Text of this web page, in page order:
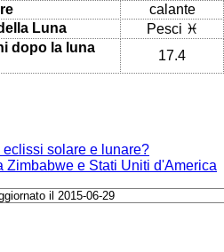
calante
Luna
Pesci ♓
dopo la luna
17.4
solare e lunare?
Zimbabwe e Stati Uniti d'America
il 2015-06-29